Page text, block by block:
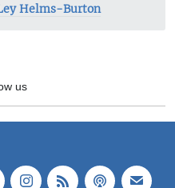
Helms-Burton​
us